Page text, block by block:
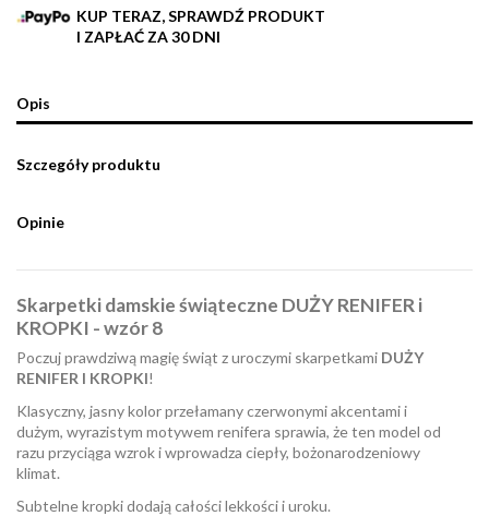
KUP TERAZ, SPRAWDŹ PRODUKT
I ZAPŁAĆ ZA 30 DNI
Opis
Szczegóły produktu
Opinie
Skarpetki damskie świąteczne DUŻY RENIFER i
KROPKI - wzór 8
Poczuj prawdziwą magię świąt z uroczymi skarpetkami DUŻY
RENIFER I KROPKI!
Klasyczny, jasny kolor przełamany czerwonymi akcentami i
dużym, wyrazistym motywem renifera sprawia, że ten model od
razu przyciąga wzrok i wprowadza ciepły, bożonarodzeniowy
klimat.
Subtelne kropki dodają całości lekkości i uroku.